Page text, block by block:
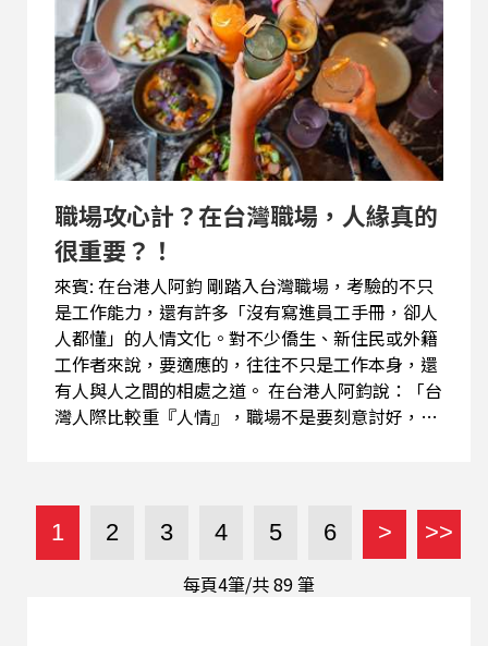
出去環島，就比較建議喺出面踩，因為要適應天氣
同道路……除咗體力，觀察環境真係好緊要。」不
管是突然開車門的汽車、路上的行人，還是亂跑亂
竄的貓狗，都需要臨場反應。 另外，單車環島並不
是說走就走，一定要事先做好功課、規劃路線。
Alvin說：「要環島一定要做功課，要計劃路線，如
果唔係好容易蕩失路。尤其離開咗台北市之後，單
車其實就係同汽車爭路，好多嘢要注意㗎。」此
外，騎單車旅行往往...
職場攻心計？在台灣職場，人緣真的
很重要？！
來賓: 在台港人阿鈞 剛踏入台灣職場，考驗的不只
是工作能力，還有許多「沒有寫進員工手冊，卻人
人都懂」的人情文化。對不少僑生、新住民或外籍
工作者來說，要適應的，往往不只是工作本身，還
有人與人之間的相處之道。 在台港人阿鈞說：「台
灣人際比較重『人情』，職場不是要刻意討好，而
假，也會習慣關心幾句；如果完全不聞不問，反而
讓人覺得有點冷淡。 聚餐文化，更是一門「學
問」。有人會主動幫忙夾菜、倒飲料、敬酒，聚餐
結束後還會順路開車送同事回家。有些公司甚至會
1 2 3 4 5 6 > >>
每頁4筆/共89筆